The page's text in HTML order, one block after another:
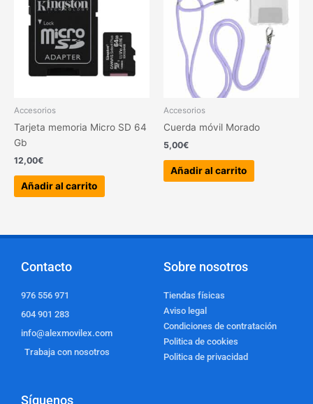
Accesorios
Tarjeta memoria Micro SD 64
Gb
12,00€
Añadir al carrito
Accesorios
Cuerda móvil Morado
5,00€
Añadir al carrito
Contacto
976 556 971
604 901 283
info@alexmovilex.com
Trabaja con nosotros
Sobre nosotros
Tiendas físicas
Aviso legal
Condiciones de contratación
Politica de cookies
Politica de privacidad
Síguenos